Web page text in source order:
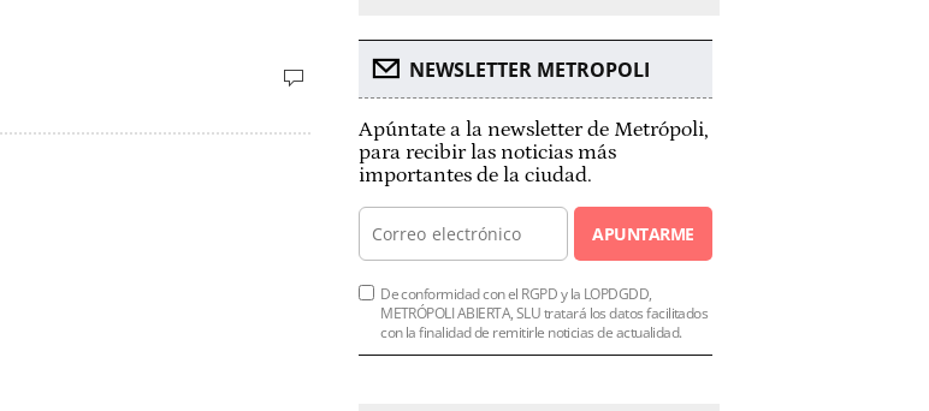
NEWSLETTER METROPOLI
Apúntate a la newsletter de Metrópoli,
para recibir las noticias más
importantes de la ciudad.
APUNTARME
De conformidad con el RGPD y la LOPDGDD,
METRÓPOLI ABIERTA, SLU tratará los datos facilitados
con la finalidad de remitirle noticias de actualidad.